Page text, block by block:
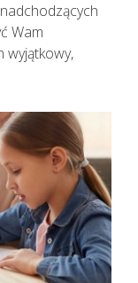
Wam
wyjątkowy,